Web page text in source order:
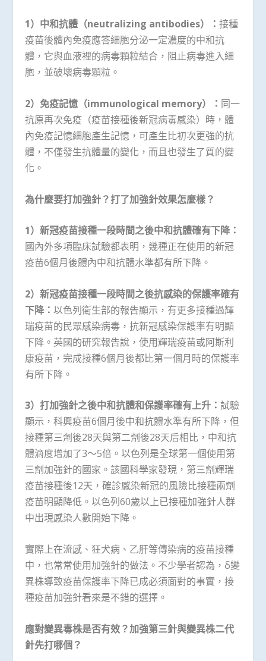
1）中和抗體（neutralizing antibodies）：接種
疫苗後體內免疫應答細胞分泌一定濃度的中和抗
體，它與血液裡的病毒顆粒結合，阻止病毒進入細
胞，並破壞病毒顆粒。
2）免疫記憶（immunological memory）： 同一
抗原再次免疫（疫苗接種後新冠病毒感染）時，體
內免疫記憶細胞產生記憶，可產生比初次更強的抗
體，不僅發生抗體量的變化，而且也發生了質的變
化。
為什麼要打加強針？打了加強針效果怎麼樣？
1）新冠疫苗接種一段時間之後中和抗體確有下降：
國內外多項臨床試驗都表明，幾種正在使用的新冠
疫苗6個月後體內中和抗體水準都有所下降。
2）新冠疫苗接種一段時間之後抗感染的保護率確有
下降：以色列衛生部的報告顯示，有更多接種過輝
瑞疫苗的民眾感染病毒，抗新冠感染保護率有明顯
下降。英國的研究報告說，使用輝瑞疫苗或阿斯利
康疫苗，完成接種6個月後都比第一個月時的保護率
有所下降。
3）打加強針之後中和抗體和保護率確有上升：試驗
顯示，科興疫苗6個月後中和抗體水準有所下降，但
接種第三劑後28天與第二劑後28天后相比，中和抗
體滴度增加了3～5倍。以色列是全球第一個使用第
三劑加強針的國家。該國科學家發現，第三劑輝瑞
疫苗接種後12天，確診感染新冠的風險比接種兩劑
疫苗明顯降低。以色列60歲以上已接種加強針人群
中出現感染人數開始下降。
實際上在流感、狂犬病、乙肝等傳染病的疫苗接種
中，也常常使用加強針的做法。不少學者認為，δ變
異株導致疫苗保護率下降已成必須面對的事實，接
種疫苗加強針看來是不錯的選擇。
應對變異毒株是否有效？加強第三針與變異株二代
針先打哪個？